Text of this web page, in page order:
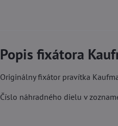
Popis fixátora
Originálny fixátor pravítka
Číslo náhradného dielu v